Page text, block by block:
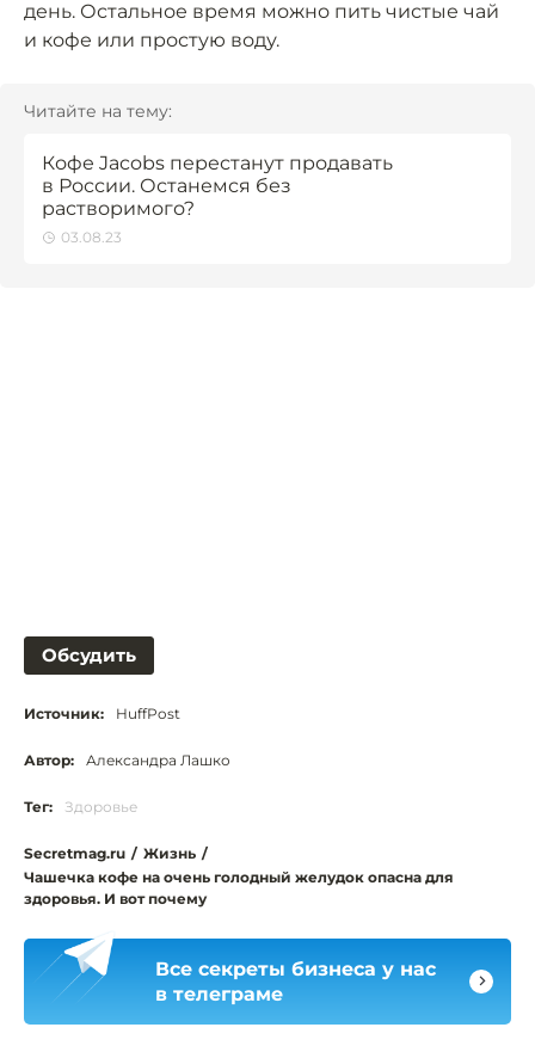
день. Остальное время можно пить чистые чай
и кофе или простую воду.
Читайте на тему:
Кофе Jacobs перестанут продавать
в России. Останемся без
растворимого?
03.08.23
Обсудить
Источник: HuffPost
Автор: Александра Лашко
Тег: Здоровье
Secretmag.ru / Жизнь /
Чашечка кофе на очень голодный желудок опасна для
здоровья. И вот почему
Все секреты бизнеса у нас
в телеграме